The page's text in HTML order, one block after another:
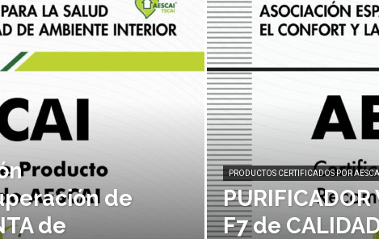
de
de
PRODUCTOS CERTIFICADOS POR
F7 de